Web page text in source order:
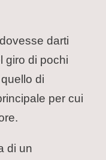
darti
giro di pochi
di
per cui
di un